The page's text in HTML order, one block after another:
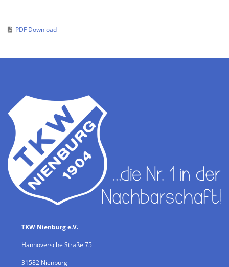
PDF Download
TKW Nienburg e.V.
Hannoversche Straße 75
31582 Nienburg